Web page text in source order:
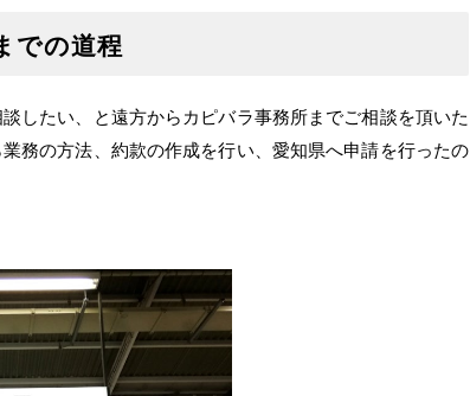
での道程
したい、と遠方からカピバラ事務所までご相談を頂いた
務の方法、約款の作成を行い、愛知県へ申請を行ったの